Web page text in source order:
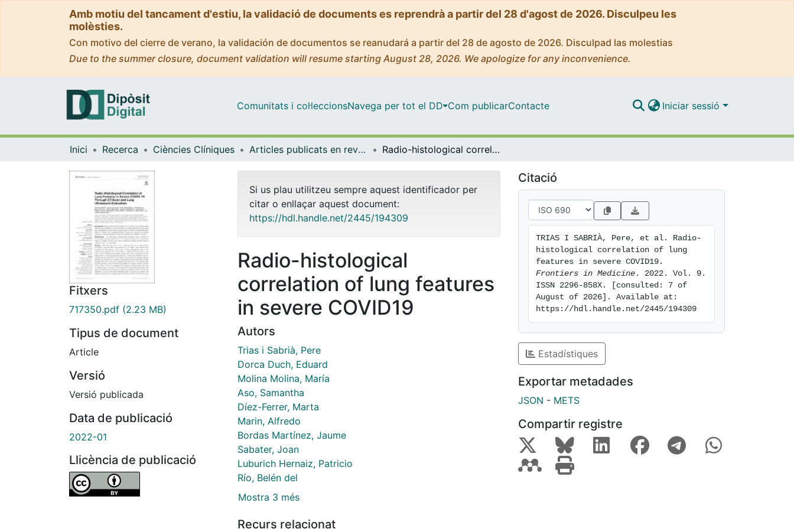
Amb motiu del tancament d'estiu, la validació de documents es reprendrà a partir del 28 d'agost de 2026. Disculpeu les
molèsties.
Con motivo del cierre de verano, la validación de documentos se reanudará a partir del 28 de agosto de 2026. Disculpad las molestias
Due to the summer closure, document validation will resume starting August 28, 2026. We apologize for any inconvenience.
Comunitats i col·leccionsNavega per tot el DD Com publicarContacte Iniciar sessió
Inici Recerca Ciències Clíniques Articles publicats en revistes (Ciències Clíniques) Radio-histological correlation of lung features in severe COVID19
Fitxers
717350.pdf (2.23 MB)
Tipus de document
Article
Versió
Versió publicada
Data de publicació
2022-01
Llicència de publicació
Si us plau utilitzeu sempre aquest identificador per
citar o enllaçar aquest document:
https://hdl.handle.net/2445/194309
Radio-histological
correlation of lung features
in severe COVID19
Autors
Trias i Sabrià, Pere
Dorca Duch, Eduard
Molina Molina, María
Aso, Samantha
Díez-Ferrer, Marta
Marin, Alfredo
Bordas Martínez, Jaume
Sabater, Joan
Luburich Hernaiz, Patricio
Río, Belén del
Mostra 3 més
Recurs relacionat
Citació
TRIAS I SABRIÀ, Pere, et al. Radio-
histological correlation of lung
Frontiers in Medicine . 2022. Vol. 9.
ISSN 2296-858X. [consulted: 7 of
August of 2026]. Available at:
https://hdl.handle.net/2445/194309
Estadístiques
Exportar metadades
JSON - METS
Compartir registre